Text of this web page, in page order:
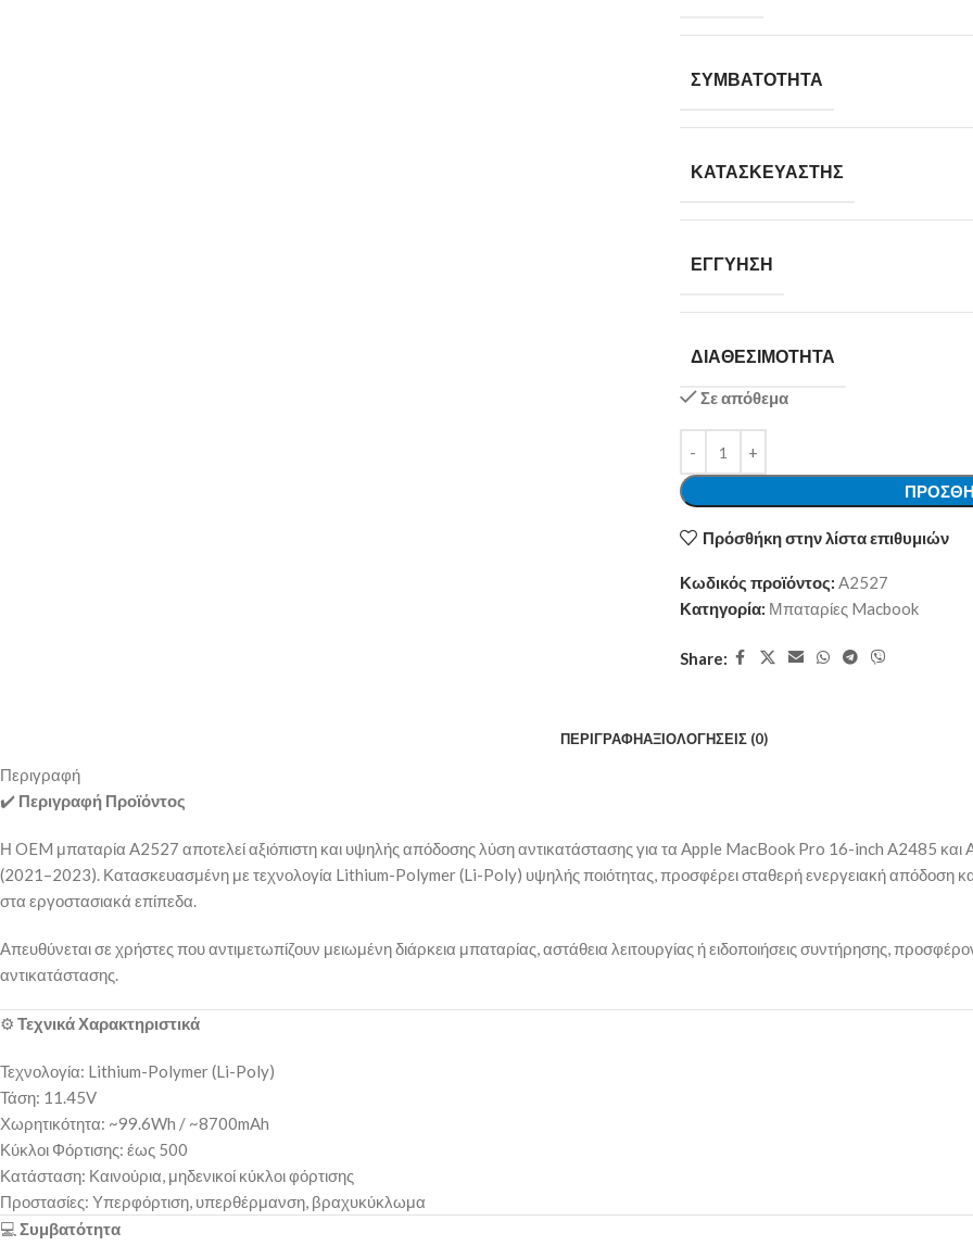
ΣΥΜΒΑΤΌΤΗΤΑ
ΚΑΤΑΣΚΕΥΑΣΤΉΣ
ΕΓΓΎΗΣΗ
ΔΙΑΘΕΣΙΜΌΤΗΤΑ
Σε απόθεμα
Πρόσθήκη στην λίστα επιθυμιών
Κωδικός προϊόντος: A2527
Κατηγορία: Μπαταρίες Macbook
Share:
ΠΕΡΙΓΡΑΦΉΑΞΙΟΛΟΓΉΣΕΙΣ (0)
Περιγραφή
✔️ Περιγραφή Προϊόντος
Η OEM μπαταρία A2527 αποτελεί αξιόπιστη και υψηλής απόδοσης λύση αντικατάστασης για τα Apple MacBook Pro 16-inch A2485
(2021–2023). Κατασκευασμένη με τεχνολογία Lithium-Polymer (Li-Poly) υψηλής ποιότητας, προσφέρει σταθερή ενεργειακή απόδοση
στα εργοστασιακά επίπεδα.
Απευθύνεται σε χρήστες που αντιμετωπίζουν μειωμένη διάρκεια μπαταρίας, αστάθεια λειτουργίας ή ειδοποιήσεις συντήρησης,
αντικατάστασης.
⚙️ Τεχνικά Χαρακτηριστικά
Τεχνολογία: Lithium-Polymer (Li-Poly)
Τάση: 11.45V
Χωρητικότητα: ~99.6Wh / ~8700mAh
Κύκλοι Φόρτισης: έως 500
Κατάσταση: Καινούρια, μηδενικοί κύκλοι φόρτισης
Προστασίες: Υπερφόρτιση, υπερθέρμανση, βραχυκύκλωμα
💻 Συμβατότητα